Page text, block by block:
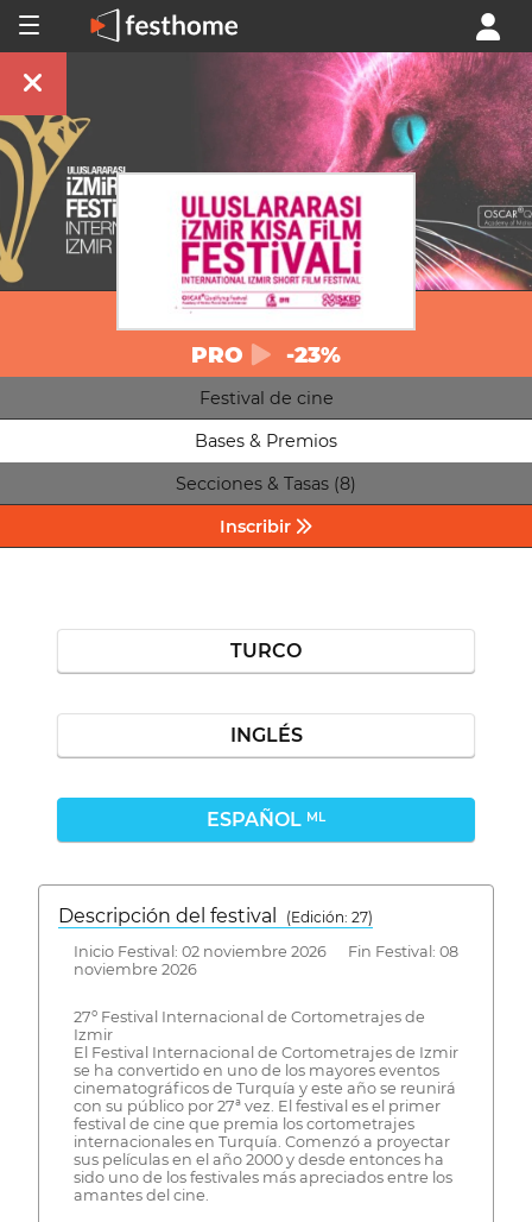
PRO -23%
Festival de cine
Bases & Premios
Secciones & Tasas (8)
Inscribir
TURCO
INGLÉS
ESPAÑOL ML
Descripción del festival
( Edición: 27)
Inicio Festival: 02 noviembre 2026 Fin Festival: 08
noviembre 2026
27º Festival Internacional de Cortometrajes de
Izmir
El Festival Internacional de Cortometrajes de Izmir
se ha convertido en uno de los mayores eventos
cinematográficos de Turquía y este año se reunirá
con su público por 27ª vez. El festival es el primer
festival de cine que premia los cortometrajes
internacionales en Turquía. Comenzó a proyectar
sus películas en el año 2000 y desde entonces ha
sido uno de los festivales más apreciados entre los
amantes del cine.